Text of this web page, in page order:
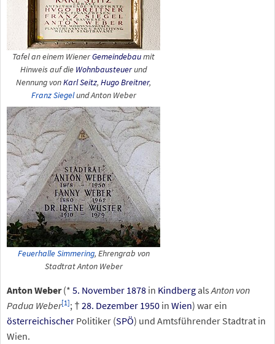
Tafel an einem WienerGemeindebaumit
Hinweis auf die Wohnbausteuerund
Nennung vonKarl Seitz, Hugo Breitner,
Franz Siegelund Anton Weber
Feuerhalle Simmering, Ehrengrab von
Stadtrat Anton Weber
Anton Weber(* 5. November 1878 in Kindberg alsAnton von
Padua Weber[1]; † 28. Dezember 1950 in Wien) war ein
österreichischer Politiker (SPÖ) und Amtsführender Stadtrat in
Wien.